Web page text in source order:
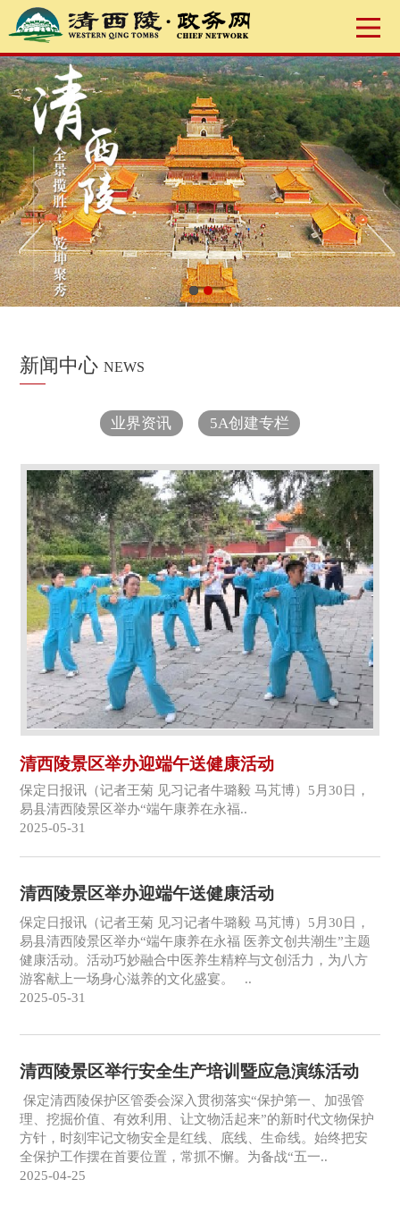
新闻中心NEWS
业界资讯 5A创建专栏
清西陵景区举办迎端午送健康活动
保定日报讯（记者王菊 见习记者牛璐毅 马芃博）5月30日，
易县清西陵景区举办“端午康养在永福..
2025-05-31
清西陵景区举办迎端午送健康活动
保定日报讯（记者王菊 见习记者牛璐毅 马芃博）5月30日，
易县清西陵景区举办“端午康养在永福 医养文创共潮生”主题
健康活动。活动巧妙融合中医养生精粹与文创活力，为八方
游客献上一场身心滋养的文化盛宴。 ..
2025-05-31
清西陵景区举行安全生产培训暨应急演练活动
保定清西陵保护区管委会深入贯彻落实“保护第一、加强管
理、挖掘价值、有效利用、让文物活起来”的新时代文物保护
方针，时刻牢记文物安全是红线、底线、生命线。始终把安
全保护工作摆在首要位置，常抓不懈。为备战“五一..
2025-04-25